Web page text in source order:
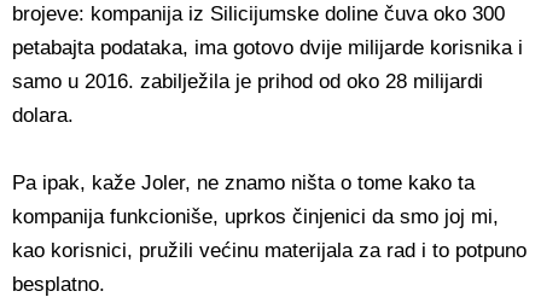
brojeve: kompanija iz Silicijumske doline čuva oko 300
petabajta podataka, ima gotovo dvije milijarde korisnika i
samo u 2016. zabilježila je prihod od oko 28 milijardi
dolara.
Pa ipak, kaže Joler, ne znamo ništa o tome kako ta
kompanija funkcioniše, uprkos činjenici da smo joj mi,
kao korisnici, pružili većinu materijala za rad i to potpuno
besplatno.